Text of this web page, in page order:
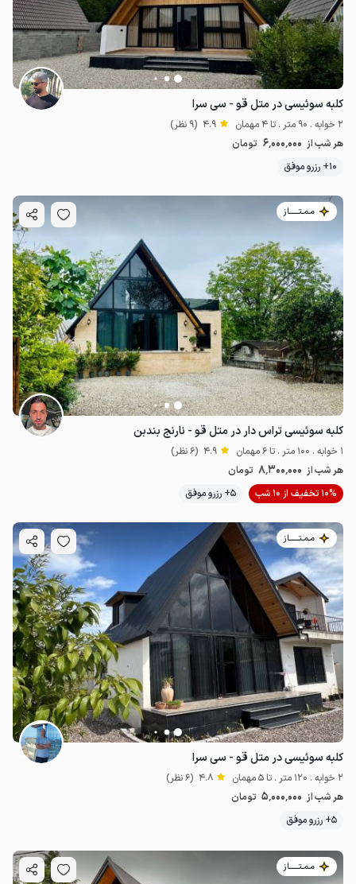
کلبه سوئیسی در متل قو - سی سرا
2 خوابه . 90 متر . تا 4 مهمان 4.9 (9 نظر)
هر شب از 6٬000٬000 تومان
10+ رزرو موفق
مـمـتــــــاز
کلبه سوئیسی تراس دار در متل قو - نارنج بندبن
1 خوابه . 100 متر . تا 6 مهمان 4.9 (6 نظر)
هر شب از 8٬300٬000 تومان
10% تخفیف از 10 شب
5+ رزرو موفق
مـمـتــــــاز
کلبه سوئیسی در متل قو - سی سرا
2 خوابه . 120 متر . تا 5 مهمان 4.8 (6 نظر)
هر شب از 5٬000٬000 تومان
5+ رزرو موفق
مـمـتــــــاز